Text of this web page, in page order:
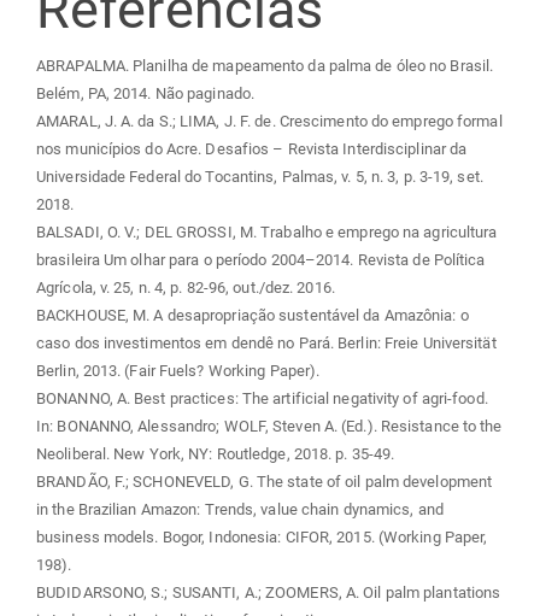
ABRAPALMA. Planilha de mapeamento da palma de óleo no Brasil.
Belém, PA, 2014. Não paginado.
AMARAL, J. A. da S.; LIMA, J. F. de. Crescimento do emprego formal
nos municípios do Acre. Desafios – Revista Interdisciplinar da
Universidade Federal do Tocantins, Palmas, v. 5, n. 3, p. 3-19, set.
2018.
BALSADI, O. V.; DEL GROSSI, M. Trabalho e emprego na agricultura
brasileira Um olhar para o período 2004–2014. Revista de Política
Agrícola, v. 25, n. 4, p. 82-96, out./dez. 2016.
BACKHOUSE, M. A desapropriação sustentável da Amazônia: o
caso dos investimentos em dendê no Pará. Berlin: Freie Universität
Berlin, 2013. (Fair Fuels? Working Paper).
BONANNO, A. Best practices: The artificial negativity of agri-food.
In: BONANNO, Alessandro; WOLF, Steven A. (Ed.). Resistance to the
Neoliberal. New York, NY: Routledge, 2018. p. 35-49.
BRANDÃO, F.; SCHONEVELD, G. The state of oil palm development
in the Brazilian Amazon: Trends, value chain dynamics, and
business models. Bogor, Indonesia: CIFOR, 2015. (Working Paper,
198).
BUDIDARSONO, S.; SUSANTI, A.; ZOOMERS, A. Oil palm plantations